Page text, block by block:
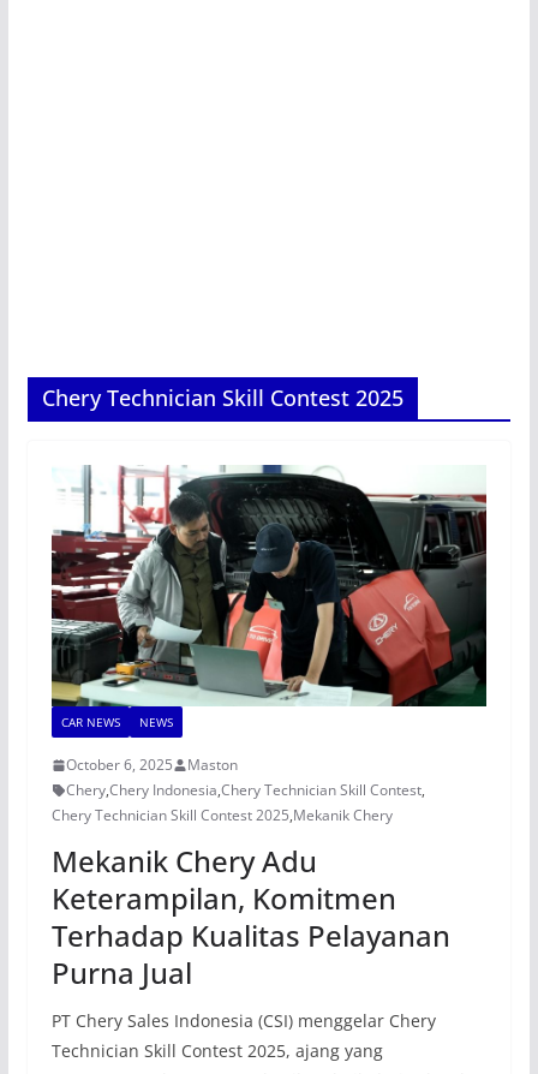
Chery Technician Skill Contest 2025
CAR NEWS NEWS
October 6, 2025
Maston
Chery,Chery Indonesia,Chery Technician Skill Contest,
Chery Technician Skill Contest 2025,Mekanik Chery
Mekanik Chery Adu
Keterampilan, Komitmen
Terhadap Kualitas Pelayanan
Purna Jual
PT Chery Sales Indonesia (CSI) menggelar Chery
Technician Skill Contest 2025, ajang yang